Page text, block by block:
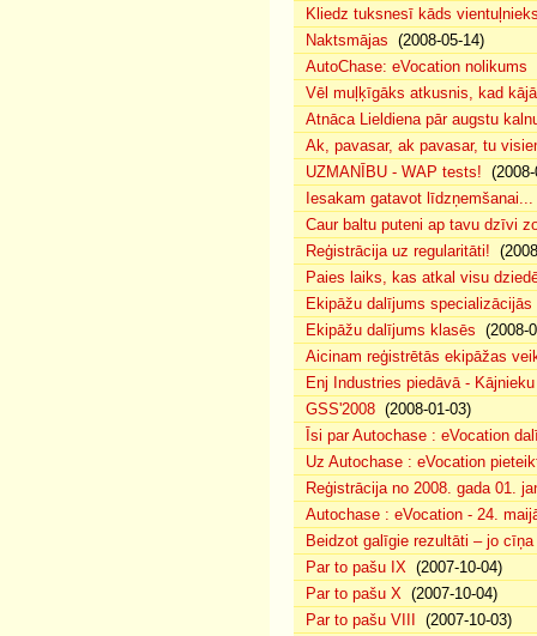
Kliedz tuksnesī kāds
Naktsmājas (2008-05-14)
AutoChase: eVocation nolikums
Vēl muļķīgāks atkusnis, kad
Atnāca Lieldiena pār augstu
Ak, pavasar, ak pavasar, tu
UZMANĪBU - WAP tests!
Iesakam gatavot līdzņemšanai...
Caur baltu puteni ap tavu dzīvi
Reģistrācija uz regularitāti!
Paies laiks, kas atkal visu
Ekipāžu dalījums specializācijās
Ekipāžu dalījums klasēs (2008-
Aicinam reģistrētās ekipāžas
Enj Industries piedāvā -
GSS'2008 (2008-01-03)
Īsi par Autochase : eVocation
Uz Autochase : eVocation
Reģistrācija no 2008. gada 01.
Autochase : eVocation - 24.
Beidzot galīgie rezultāti – jo
Par to pašu IX (2007-10-04)
Par to pašu X (2007-10-04)
Par to pašu VIII
(2007-10-03)